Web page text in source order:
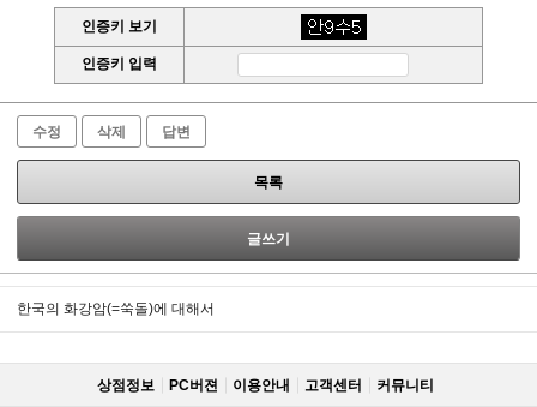
인증키 보기
인증키 입력
수정 삭제 답변
목록
글쓰기
한국의 화강암(=쑥돌)에 대해서
상점정보 PC버젼 이용안내 고객센터 커뮤니티